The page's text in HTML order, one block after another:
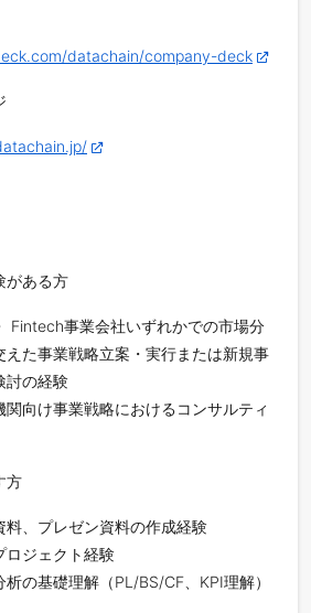
datachain/company-deck
がある方
Fintech事業会社いずれかでの市場分
えた事業戦略立案・実行または新規事
討の経験
向け事業戦略におけるコンサルティ
方
料、プレゼン資料の作成経験
ロジェクト経験
の基礎理解（PL/BS/CF、KPI理解）